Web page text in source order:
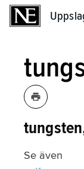
Se även